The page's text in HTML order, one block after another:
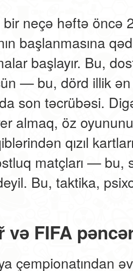
neçə həftə öncə
başlanmasına
başlayır. Bu,
— bu, dörd illik
son təcrübəsi.
almaq, öz
qızıl
matçları —
Bu, taktika,
və FIFA
çempionatından